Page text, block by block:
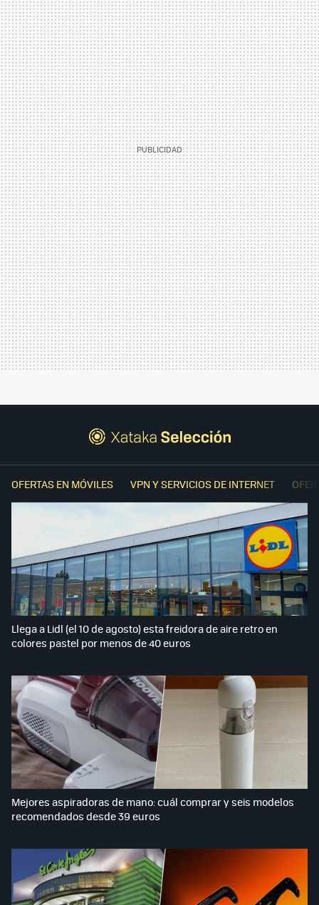
OFERTAS EN MÓVILES VPN Y SERVICIOS DE INTERNET
Llega a Lidl (el 10 de agosto) esta freidora de aire retro en
colores pastel por menos de 40 euros
Mejores aspiradoras de mano: cuál comprar y seis modelos
recomendados desde 39 euros